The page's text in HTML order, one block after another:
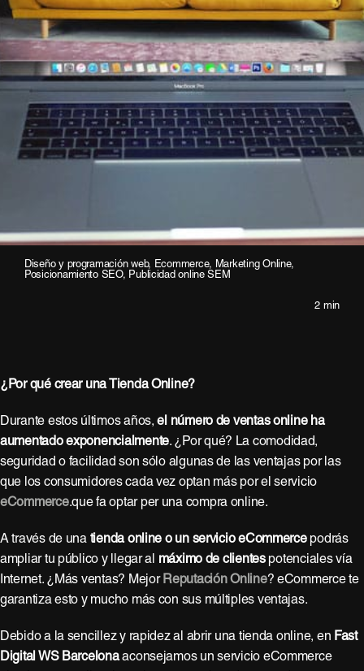
Diseño y programación web, Ecommerce, Marketing Online,
Posicionamiento SEO, Publicidad online SEM
2 min
¿Por qué crear una Tienda Online?
Durante estos últimos años,el número de ventas online ha
aumentado exponencialmente. ¿Por qué? La comodidad,
seguridad o facilidad son sólo algunas de las ventajas por las
que los consumidores cada vez optan más por el servicio
eCommerce.que fa optar per una compra online.
A través de una tienda online o un servicio eCommercepodrás
ampliar tu público y llegar al
máximo de clientespotenciales vía
Internet. ¿Más ventas? Mejor Reputación Online? eCommerce te
garantiza esto y mucho más con sus múltiples ventajas.
Debido a la sencillez y rapidez al abrir una tienda online, en Fast
Digital WS Barcelonaaconsejamos un servicio eCommerce